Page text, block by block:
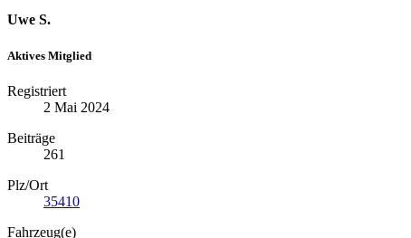
Uwe S.
Aktives Mitglied
Registriert
2 Mai 2024
Beiträge
261
Plz/Ort
35410
Fahrzeug(e)